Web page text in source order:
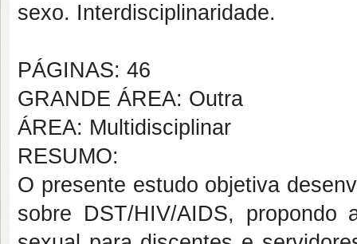
sexo. Interdisciplinaridade.
PÁGINAS: 46
GRANDE ÁREA: Outra
ÁREA: Multidisciplinar
RESUMO:
O presente estudo objetiva
sobre DST/HIV/AIDS,